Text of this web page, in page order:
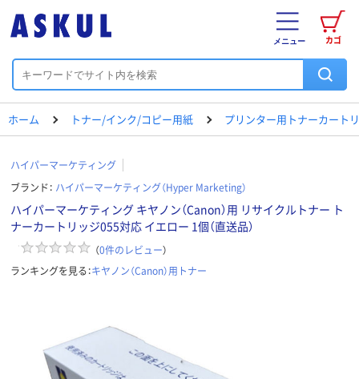
カゴ
メニュー
ホーム トナー/インク/コピー用紙 プリンター用トナーカート
ハイパーマーケティング
ブランド： ハイパーマーケティング（Hyper Marketing）
ハイパーマーケティング キヤノン（Canon）用 リサイクルトナー ト
ナーカートリッジ055対応 イエロー 1個（直送品）
（0件のレビュー）
ランキングを見る：キヤノン（Canon）用トナー